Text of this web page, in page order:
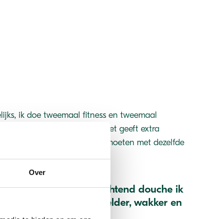
Over
ik doe tweemaal fitness en tweemaal
je eigen lichaamsgewicht). Het geeft extra
laat mij andere mensen ontmoeten met dezelfde
? In de ochtend douche ik
daarna voel ik mij helder, wakker en